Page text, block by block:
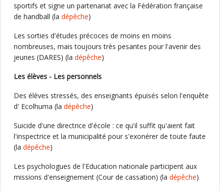
sportifs et signe un partenariat avec la Fédération française
de handball (la dépêche)
Les sorties d'études précoces de moins en moins
nombreuses, mais toujours très pesantes pour l'avenir des
jeunes (DARES) (la dépêche)
Les élèves - Les personnels
Des élèves stressés, des enseignants épuisés selon l'enquête
d' Ecolhuma (la dépêche)
Suicide d'une directrice d'école : ce qu'il suffit qu'aient fait
l'inspectrice et la municipalité pour s'exonérer de toute faute
(la dépêche)
Les psychologues de l'Education nationale participent aux
missions d'enseignement (Cour de cassation) (la dépêche)